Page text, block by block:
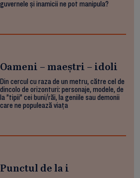
guvernele și inamicii ne pot manipula?
Oameni – maeștri – idoli
Din cercul cu raza de un metru, către cel de
dincolo de orizonturi: personaje, modele, de
la ”tipii” cei buni/răi, la geniile sau demonii
care ne populează viața
Punctul de la i